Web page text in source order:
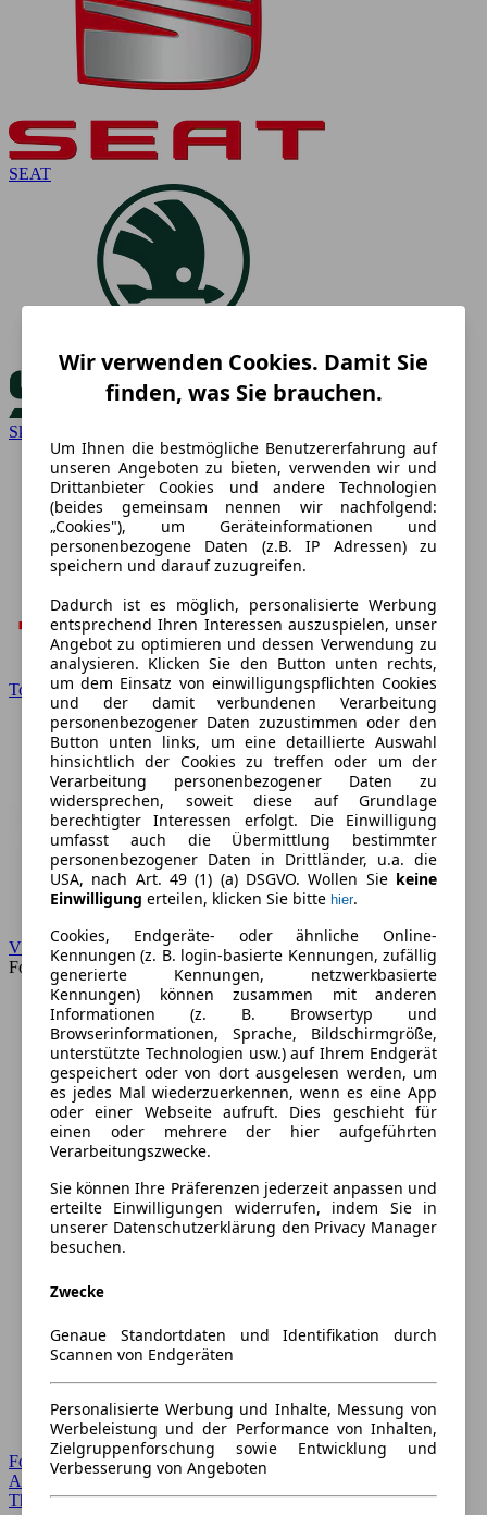
SEAT
Skoda
Toyota
VW
Forum
Forum Startseite
Alle Auto-Foren
Themen-Forum
Wir verwenden Cookies. Damit Sie
finden, was Sie brauchen.
Um Ihnen die bestmögliche Benutzererfahrung auf
unseren Angeboten zu bieten, verwenden wir und
Drittanbieter Cookies und andere Technologien
(beides gemeinsam nennen wir nachfolgend:
„Cookies"), um Geräteinformationen und
personenbezogene Daten (z.B. IP Adressen) zu
speichern und darauf zuzugreifen.
Dadurch ist es möglich, personalisierte Werbung
entsprechend Ihren Interessen auszuspielen, unser
Angebot zu optimieren und dessen Verwendung zu
analysieren. Klicken Sie den Button unten rechts,
um dem Einsatz von einwilligungspflichten Cookies
und der damit verbundenen Verarbeitung
personenbezogener Daten zuzustimmen oder den
Button unten links, um eine detaillierte Auswahl
hinsichtlich der Cookies zu treffen oder um der
Verarbeitung personenbezogener Daten zu
widersprechen, soweit diese auf Grundlage
berechtigter Interessen erfolgt. Die Einwilligung
umfasst auch die Übermittlung bestimmter
personenbezogener Daten in Drittländer, u.a. die
USA, nach Art. 49 (1) (a) DSGVO. Wollen Sie keine
Einwilligung erteilen, klicken Sie bitte hier.
Cookies, Endgeräte- oder ähnliche Online-
Kennungen (z. B. login-basierte Kennungen, zufällig
generierte Kennungen, netzwerkbasierte
Kennungen) können zusammen mit anderen
Informationen (z. B. Browsertyp und
Browserinformationen, Sprache, Bildschirmgröße,
unterstützte Technologien usw.) auf Ihrem Endgerät
gespeichert oder von dort ausgelesen werden, um
es jedes Mal wiederzuerkennen, wenn es eine App
oder einer Webseite aufruft. Dies geschieht für
einen oder mehrere der hier aufgeführten
Verarbeitungszwecke.
Sie können Ihre Präferenzen jederzeit anpassen und
erteilte Einwilligungen widerrufen, indem Sie in
unserer Datenschutzerklärung den Privacy Manager
besuchen.
Zwecke
Genaue Standortdaten und Identifikation durch
Scannen von Endgeräten
Personalisierte Werbung und Inhalte, Messung von
Werbeleistung und der Performance von Inhalten,
Zielgruppenforschung sowie Entwicklung und
Verbesserung von Angeboten